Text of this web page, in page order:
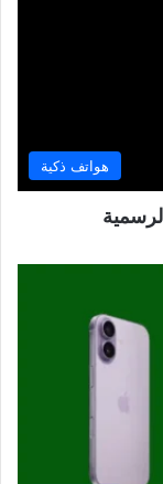
هواتف ذكية